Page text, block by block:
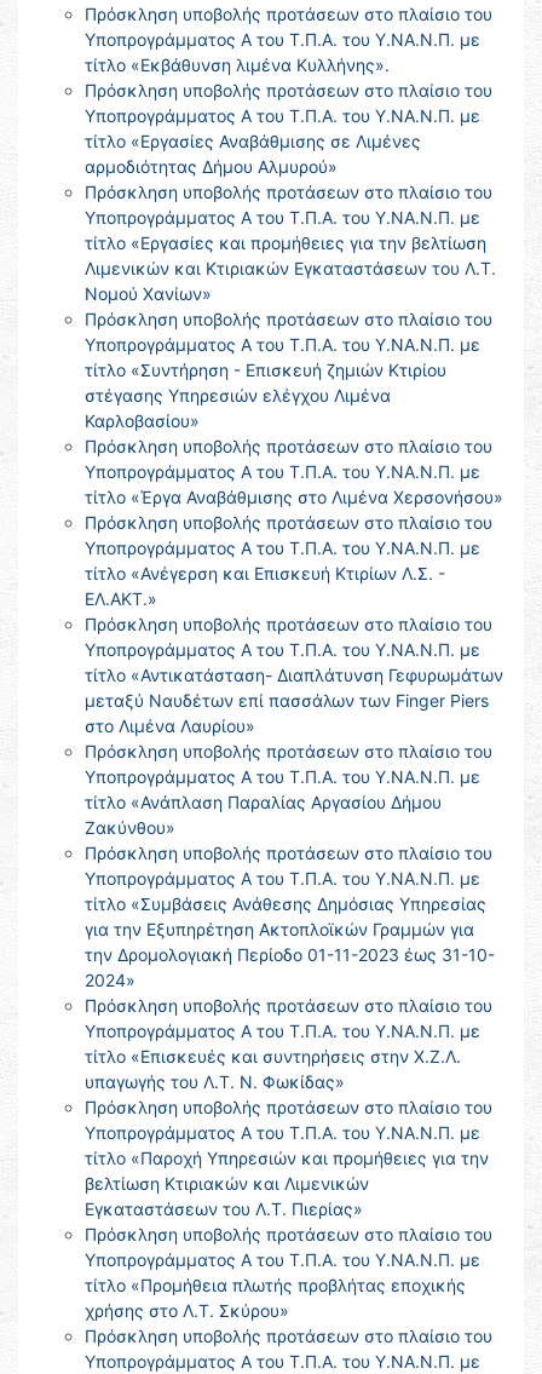
Πρόσκληση υποβολής προτάσεων στο πλαίσιο του
Υποπρογράμματος Α του Τ.Π.Α. του Υ.ΝΑ.Ν.Π. με
τίτλο «Εκβάθυνση λιμένα Κυλλήνης».
Πρόσκληση υποβολής προτάσεων στο πλαίσιο του
Υποπρογράμματος Α του Τ.Π.Α. του Υ.ΝΑ.Ν.Π. με
τίτλο «Εργασίες Αναβάθμισης σε Λιμένες
αρμοδιότητας Δήμου Αλμυρού»
Πρόσκληση υποβολής προτάσεων στο πλαίσιο του
Υποπρογράμματος Α του Τ.Π.Α. του Υ.ΝΑ.Ν.Π. με
τίτλο «Εργασίες και προμήθειες για την βελτίωση
Λιμενικών και Κτιριακών Εγκαταστάσεων του Λ.Τ.
Νομού Χανίων»
Πρόσκληση υποβολής προτάσεων στο πλαίσιο του
Υποπρογράμματος Α του Τ.Π.Α. του Υ.ΝΑ.Ν.Π. με
τίτλο «Συντήρηση - Επισκευή ζημιών Κτιρίου
στέγασης Υπηρεσιών ελέγχου Λιμένα
Καρλοβασίου»
Πρόσκληση υποβολής προτάσεων στο πλαίσιο του
Υποπρογράμματος Α του Τ.Π.Α. του Υ.ΝΑ.Ν.Π. με
τίτλο «Έργα Αναβάθμισης στο Λιμένα Χερσονήσου»
Πρόσκληση υποβολής προτάσεων στο πλαίσιο του
Υποπρογράμματος Α του Τ.Π.Α. του Υ.ΝΑ.Ν.Π. με
τίτλο «Ανέγερση και Επισκευή Κτιρίων Λ.Σ. -
ΕΛ.ΑΚΤ.»
Πρόσκληση υποβολής προτάσεων στο πλαίσιο του
Υποπρογράμματος Α του Τ.Π.Α. του Υ.ΝΑ.Ν.Π. με
τίτλο «Αντικατάσταση- Διαπλάτυνση Γεφυρωμάτων
μεταξύ Ναυδέτων επί πασσάλων των Finger Piers
στο Λιμένα Λαυρίου»
Πρόσκληση υποβολής προτάσεων στο πλαίσιο του
Υποπρογράμματος Α του Τ.Π.Α. του Υ.ΝΑ.Ν.Π. με
τίτλο «Ανάπλαση Παραλίας Αργασίου Δήμου
Ζακύνθου»
Πρόσκληση υποβολής προτάσεων στο πλαίσιο του
Υποπρογράμματος Α του Τ.Π.Α. του Υ.ΝΑ.Ν.Π. με
τίτλο «Συμβάσεις Ανάθεσης Δημόσιας Υπηρεσίας
για την Εξυπηρέτηση Ακτοπλοϊκών Γραμμών για
την Δρομολογιακή Περίοδο 01-11-2023 έως 31-10-
2024»
Πρόσκληση υποβολής προτάσεων στο πλαίσιο του
Υποπρογράμματος Α του Τ.Π.Α. του Υ.ΝΑ.Ν.Π. με
τίτλο «Επισκευές και συντηρήσεις στην Χ.Ζ.Λ.
υπαγωγής του Λ.Τ. Ν. Φωκίδας»
Πρόσκληση υποβολής προτάσεων στο πλαίσιο του
Υποπρογράμματος Α του Τ.Π.Α. του Υ.ΝΑ.Ν.Π. με
τίτλο «Παροχή Υπηρεσιών και προμήθειες για την
βελτίωση Κτιριακών και Λιμενικών
Εγκαταστάσεων του Λ.Τ. Πιερίας»
Πρόσκληση υποβολής προτάσεων στο πλαίσιο του
Υποπρογράμματος Α του Τ.Π.Α. του Υ.ΝΑ.Ν.Π. με
τίτλο «Προμήθεια πλωτής προβλήτας εποχικής
χρήσης στο Λ.Τ. Σκύρου»
Πρόσκληση υποβολής προτάσεων στο πλαίσιο του
Υποπρογράμματος Α του Τ.Π.Α. του Υ.ΝΑ.Ν.Π. με